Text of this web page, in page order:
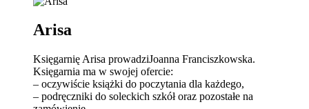
Arisa
Księgarnię Arisa prowadziJoanna Franciszkowska.
Księgarnia ma w swojej ofercie:
– oczywiście książki do poczytania dla każdego,
– podręczniki do soleckich szkół oraz pozostałe na